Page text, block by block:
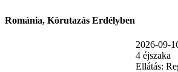
Románia, Körutazás Erdélyben
2026-09-
4 éjszaka
Ellátás: